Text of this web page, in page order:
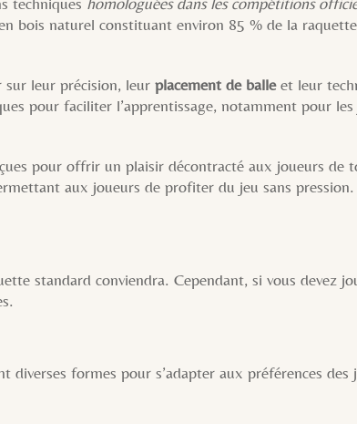
bois naturel constituant environ 85 % de la
sur leur précision, leurplacement de balleet leur
pour faciliter l’apprentissage, notamment pour
pour offrir un plaisir décontracté aux joueurs de
aux joueurs de profiter du jeu sans
standard conviendra. Cependant, si vous devez
diverses formes pour s’adapter aux préférences des